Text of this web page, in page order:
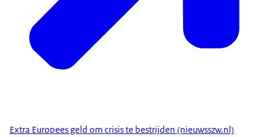
Extra Europees geld om crisis te bestrijden (nieuwsszw.nl)